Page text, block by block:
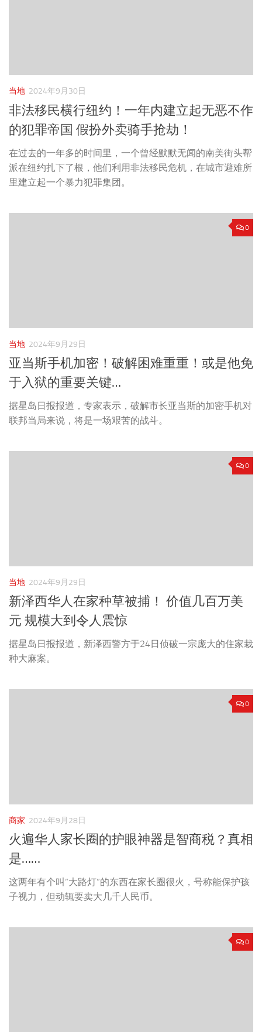
当地 2024年9月30日
非法移民横行纽约！一年内建立起无恶不作
的犯罪帝国 假扮外卖骑手抢劫！
在过去的一年多的时间里，一个曾经默默无闻的南美街头帮
派在纽约扎下了根，他们利用非法移民危机，在城市避难所
里建立起一个暴力犯罪集团。
0
当地 2024年9月29日
亚当斯手机加密！破解困难重重！或是他免
于入狱的重要关键…
据星岛日报报道，专家表示，破解市长亚当斯的加密手机对
联邦当局来说，将是一场艰苦的战斗。
0
当地 2024年9月29日
新泽西华人在家种草被捕！ 价值几百万美
元 规模大到令人震惊
据星岛日报报道，新泽西警方于24日侦破一宗庞大的住家栽
种大麻案。
0
商家 2024年9月28日
火遍华人家长圈的护眼神器是智商税？真相
是……
这两年有个叫“大路灯”的东西在家长圈很火，号称能保护孩
子视力，但动辄要卖大几千人民币。
0